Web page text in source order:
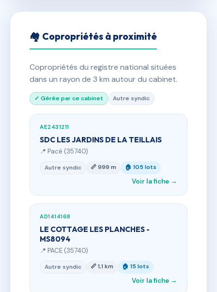
🏘 Copropriétés à proximité
Copropriétés du registre national situées
dans un rayon de 3 km autour du cabinet.
✓ Gérée par ce cabinet Autre syndic
AE2431211
SDC LES JARDINS DE LA TEILLAIS
📍 Pacé (35740)
Autre syndic 📏 999 m 🏠 105 lots
Voir la fiche →
AD1414168
LE COTTAGE LES PLANCHES -
MS8094
📍 PACE (35740)
Autre syndic 📏 1,1 km 🏠 15 lots
Voir la fiche →